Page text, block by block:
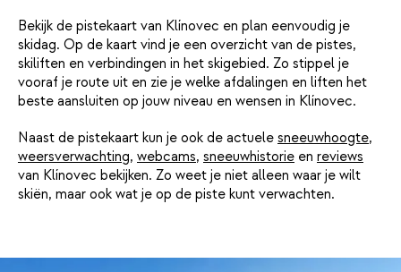
Bekijk de pistekaart van Klínovec en plan eenvoudig je
skidag. Op de kaart vind je een overzicht van de pistes,
skiliften en verbindingen in het skigebied. Zo stippel je
vooraf je route uit en zie je welke afdalingen en liften het
beste aansluiten op jouw niveau en wensen in Klínovec.
Naast de pistekaart kun je ook de actuele sneeuwhoogte,
weersverwachting, webcams, sneeuwhistorie en reviews
van Klínovec bekijken. Zo weet je niet alleen waar je wilt
skiën, maar ook wat je op de piste kunt verwachten.